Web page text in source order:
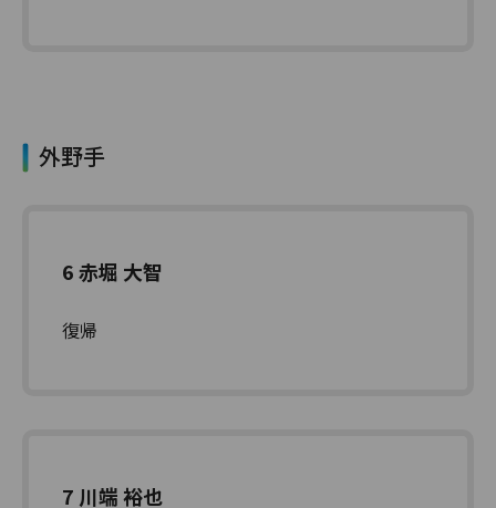
外野手
6 赤堀 大智
復帰
7 川端 裕也